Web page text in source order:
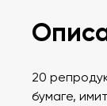
20
бумаге,